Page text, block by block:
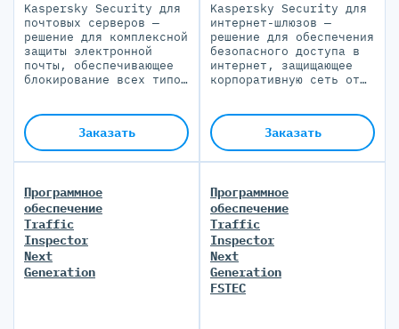
Kaspersky Security для
почтовых серверов —
решение для комплексной
защиты электронной
почты, обеспечивающее
блокирование всех типов
Заказать
Kaspersky Security для
интернет-шлюзов —
решение для обеспечения
безопасного доступа в
интернет, защищающее
корпоративную сеть от
Заказать
Программное
обеспечение
Traffic
Inspector
Next
Generation
Программное
обеспечение
Traffic
Inspector
Next
Generation
FSTEC